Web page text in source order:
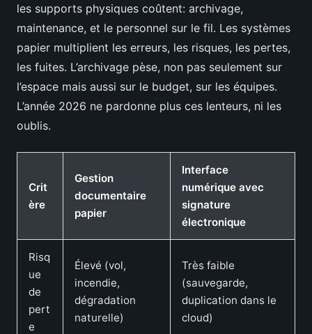
les supports physiques coûtent: archivage,
maintenance, et le personnel sur le fil. Les systèmes
papier multiplient les erreurs, les risques, les pertes,
les fuites. L’archivage pèse, non pas seulement sur
l’espace mais aussi sur le budget, sur les équipes.
L’année 2026 ne pardonne plus ces lenteurs, ni les
oublis.
Crit
ère
Gestion
documentaire
papier
Interface
numérique avec
signature
électronique
Risq
ue
de
pert
e
Élevé (vol,
incendie,
dégradation
naturelle)
Très faible
(sauvegarde,
duplication dans le
cloud)